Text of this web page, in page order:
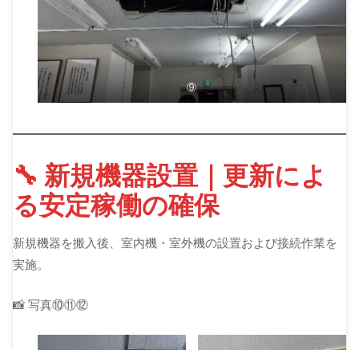
⑨
🔧 新規機器設置｜更新によ
る安定稼働の確保
新規機器を搬入後、室内機・室外機の設置および接続作業を
実施。
📸 写真⑩⑪⑫